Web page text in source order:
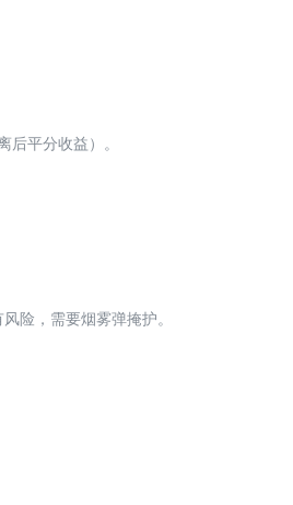
后平分收益）。
险，需要烟雾弹掩护。